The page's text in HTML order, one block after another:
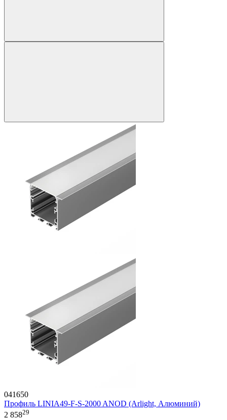
041650
Профиль LINIA49-F-S-2000 ANOD (Arlight, Алюминий)
2 85829